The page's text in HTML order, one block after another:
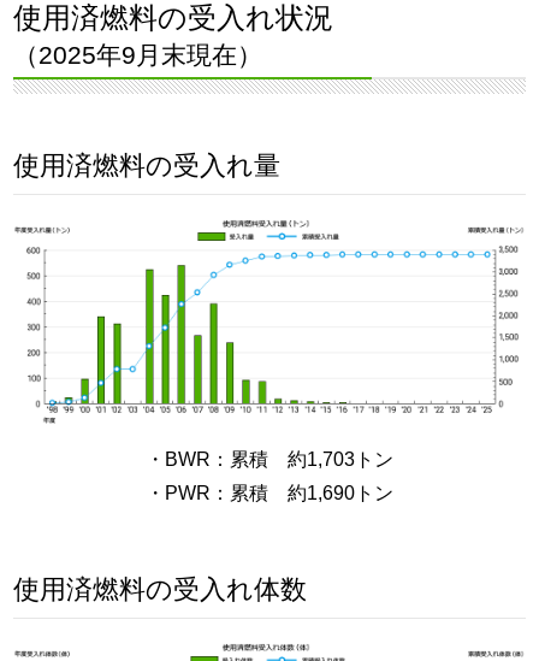
使用済燃料の受入れ状況
（2025年9月末現在）
使用済燃料の受入れ量
・BWR：累積 約1,703トン
・PWR：累積 約1,690トン
使用済燃料の受入れ体数